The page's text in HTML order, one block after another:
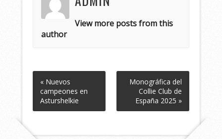
View more posts from this
author
« Nuevos
campeones en
Asturshelkie
Monográfica del
Collie Club de
España 2025 »